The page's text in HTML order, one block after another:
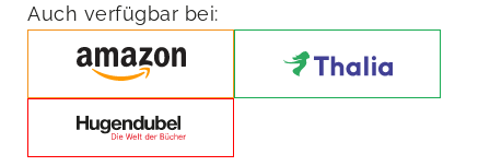
Auch verfügbar bei: